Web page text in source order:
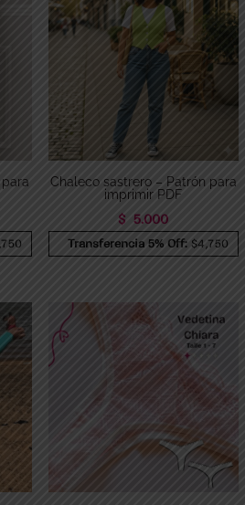
Chaleco sastrero – Patrón para
imprimir PDF
$ 5.000
Transferencia 5% Off: $4,750